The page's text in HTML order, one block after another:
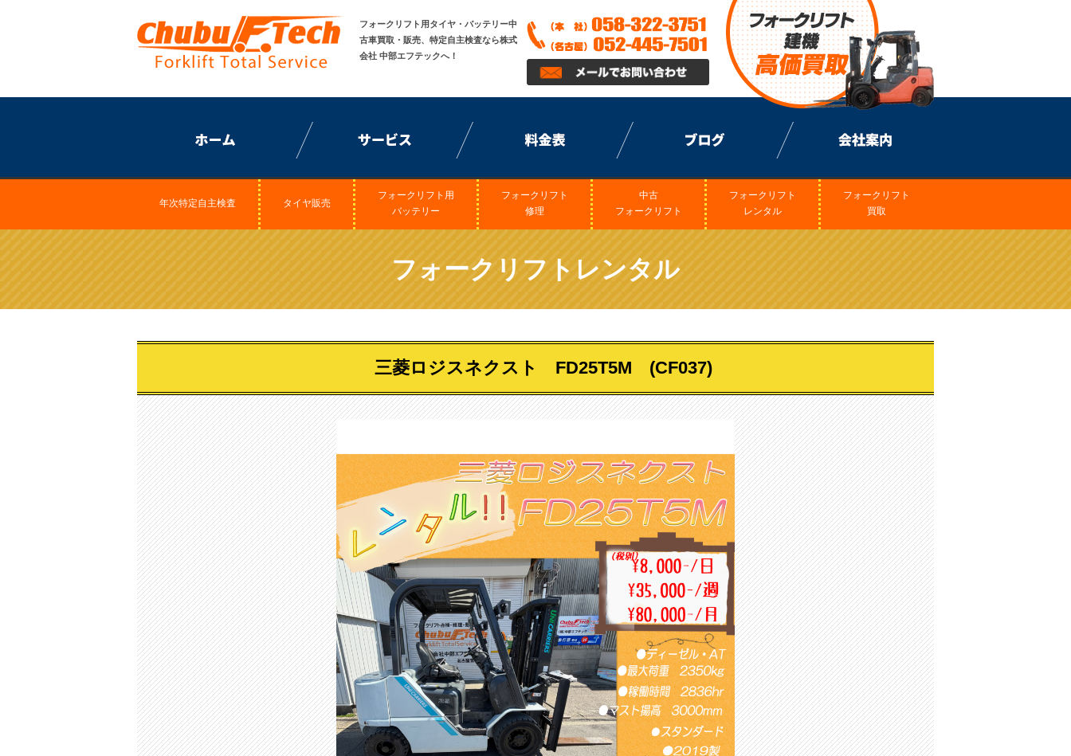
フォークリフト用タイヤ・バッテリー中
古車買取・販売、特定自主検査なら株式
会社 中部エフテックへ！
年次特定自主検査 タイヤ販売
フォークリフト用
バッテリー
フォークリフト
修理
中古
フォークリフト
フォークリフト
レンタル
フォークリフト
買取
フォークリフトレンタル
三菱ロジスネクスト FD25T5M (CF037)